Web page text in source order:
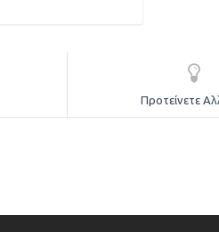
Προτείνετε